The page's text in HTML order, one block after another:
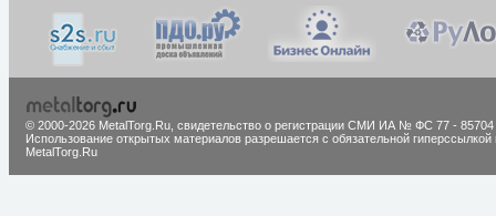
© 2000-2026 MetalTorg.Ru, cвидетельство о регистрации СМИ ИА № ФС 77 - 85704
Использование открытых материалов разрешается с обязательной гиперссылкой
MetalTorg.Ru